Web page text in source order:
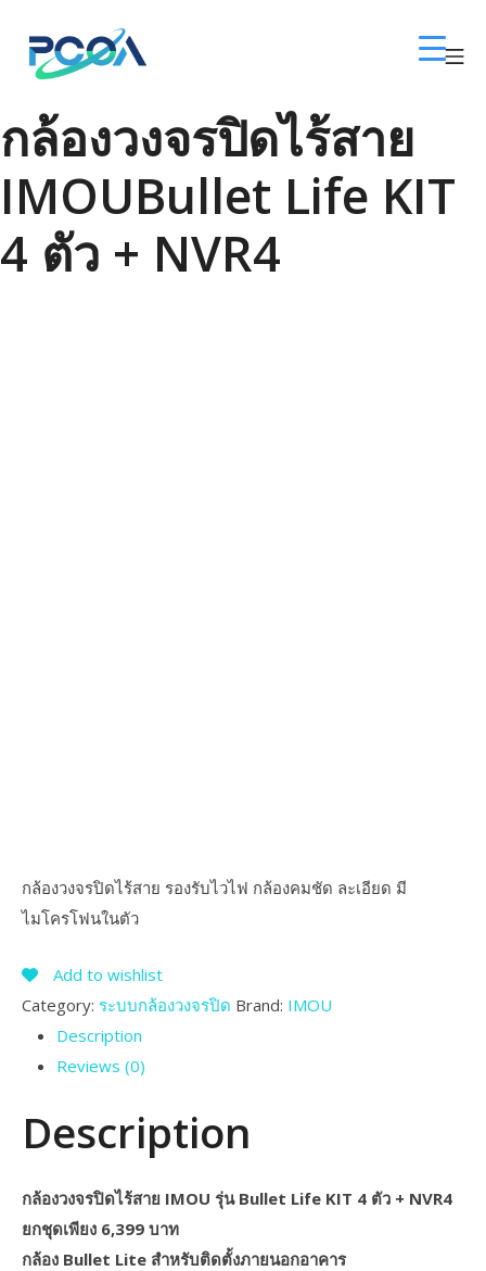
content
โซล่าเซลล์พิษณุโลก
กล้องวงจรปิดไร้สาย
IMOUBullet Life KIT
4 ตัว + NVR4
กล้องวงจรปิดไร้สาย รองรับไวไฟ กล้องคมชัด ละเอียด มี
ไมโครโฟนในตัว
Add to wishlist
Category: ระบบกล้องวงจรปิด Brand: IMOU
Description
Reviews (0)
Description
กล้องวงจรปิดไร้สาย IMOU รุ่น Bullet Life KIT 4 ตัว + NVR4
ยกชุดเพียง 6,399 บาท
กล้อง Bullet Lite สำหรับติดตั้งภายนอกอาคาร